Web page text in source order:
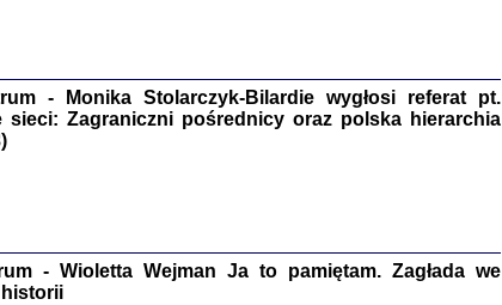
oprac. Aleksandra Bańkowska
Warszawa 2022
- Monika Stolarczyk-Bilardie wygłosi referat pt.
sieci: Zagraniczni pośrednicy oraz polska hierarchia
- Wioletta Wejman Ja to pamiętam. Zagłada we